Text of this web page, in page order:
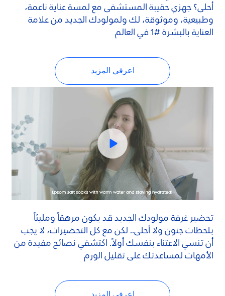
أحلى؟ جهزي حقيبة المستشفى مع لمسة عناية ناعمة،
وطبيعية، وموثوقة، لك ولمولودك الجديد من علامة
العناية بالبشرة #1 في العالم
اعرفي المزيد
تحضير غرفة مولودك الجديد قد يكون مرهقاً ومليئاً
بلحظات جنون ولا أحلى.. لكن مع كل التحضيرات، لا يجب
أن تنسي الاعتناء بنفسك أولاً. اكتشفي نصائح مفيدة من
الأمهات لمساعدتك على تقليل الورم
اعرفي المزيد